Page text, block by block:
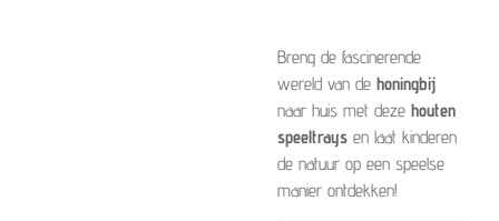
Breng de fascinerende
wereld van de honingbij
naar huis met deze houten
speeltrays en laat kinderen
de natuur op een speelse
manier ontdekken!